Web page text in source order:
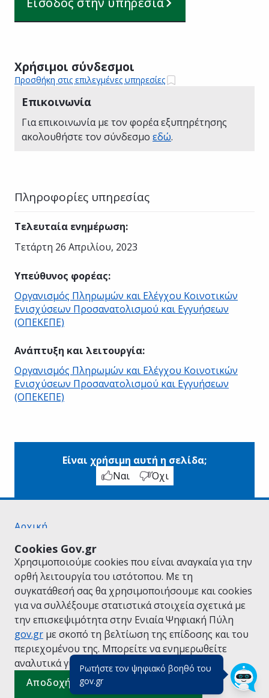
Ρωτήστε τον ψηφιακό βοηθό του
gov.gr(πάτησε για κλείσιμο)
Cookies Gov.gr
Χρησιμοποιούμε cookies που είναι αναγκαία για την
ορθή λειτουργία του ιστότοπου. Με τη
συγκατάθεσή σας θα χρησιμοποιήσουμε και cookies
για να συλλέξουμε στατιστικά στοιχεία σχετικά με
την επισκεψιμότητα στην Ενιαία Ψηφιακή Πύλη
gov.gr με σκοπό τη βελτίωση της επίδοσης και του
περιεχομένου της. Μπορείτε να ενημερωθείτε
αναλυτικά για την Πολιτική Cookies.
Αποδοχή όλων
Χρήσιμοι σύνδεσμοι
Προσθήκη στις επιλεγμένες υπηρεσίες
Επικοινωνία
Για επικοινωνία με τον φορέα εξυπηρέτησης
ακολουθήστε τον σύνδεσμο εδώ.
Πληροφορίες υπηρεσίας
Τελευταία ενημέρωση:
Τετάρτη 26 Απριλίου, 2023
Υπεύθυνος φορέας:
Οργανισμός Πληρωμών και Ελέγχου Κοινοτικών
Ενισχύσεων Προσανατολισμού και Εγγυήσεων
(ΟΠΕΚΕΠΕ)
Ανάπτυξη και λειτουργία:
Οργανισμός Πληρωμών και Ελέγχου Κοινοτικών
Ενισχύσεων Προσανατολισμού και Εγγυήσεων
(ΟΠΕΚΕΠΕ)
Είναι χρήσιμη αυτή η σελίδα;
Ναι
Όχι
Αρχική
Όροι Χρήσης
Πολιτική Απορρήτου
Δήλωση προσβασιμότητας
Πολιτική cookies
Προτάσεις για το gov.gr
Υλοποίηση από το Υπουργείο Ψηφιακής
Διακυβέρνησης
Ελληνικά |Αγγλικά